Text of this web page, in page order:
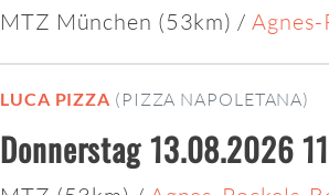
MTZ München (53km)/
LUCA PIZZA (PIZZA NAPOLETANA)
Donnerstag 13.08.2026